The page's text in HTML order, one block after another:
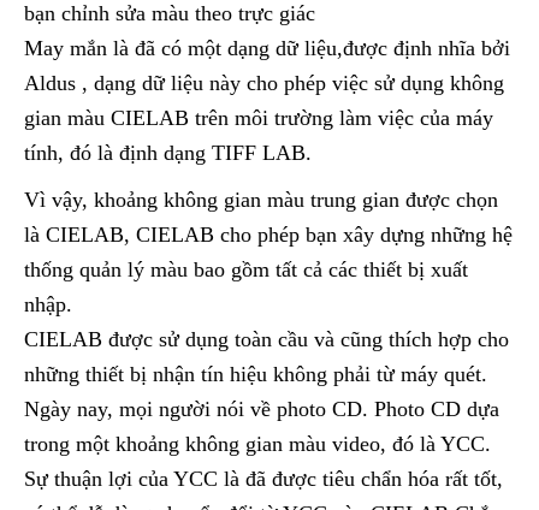
bạn chỉnh sửa màu theo trực giác
May mắn là đã có một dạng dữ liệu,được định nhĩa bởi
Aldus , dạng dữ liệu này cho phép việc sử dụng không
gian màu CIELAB trên môi trường làm việc của máy
tính, đó là định dạng TIFF LAB.
Vì vậy, khoảng không gian màu trung gian được chọn
là CIELAB, CIELAB cho phép bạn xây dựng những hệ
thống quản lý màu bao gồm tất cả các thiết bị xuất
nhập.
CIELAB được sử dụng toàn cầu và cũng thích hợp cho
những thiết bị nhận tín hiệu không phải từ máy quét.
Ngày nay, mọi người nói về photo CD. Photo CD dựa
trong một khoảng không gian màu video, đó là YCC.
Sự thuận lợi của YCC là đã được tiêu chẩn hóa rất tốt,